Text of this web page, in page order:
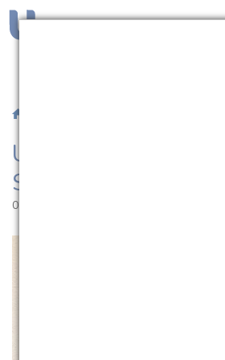
UCPel é
Simpósio no México
02.03.2018 | 10:38